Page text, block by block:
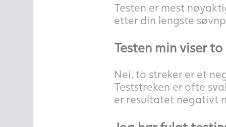
Testen er mest
etter din lengste
Testen min viser
Nei, to streker er et
Teststreken er ofte
er resultatet negativt